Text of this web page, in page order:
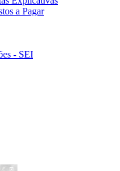
a Pagar
- SEI